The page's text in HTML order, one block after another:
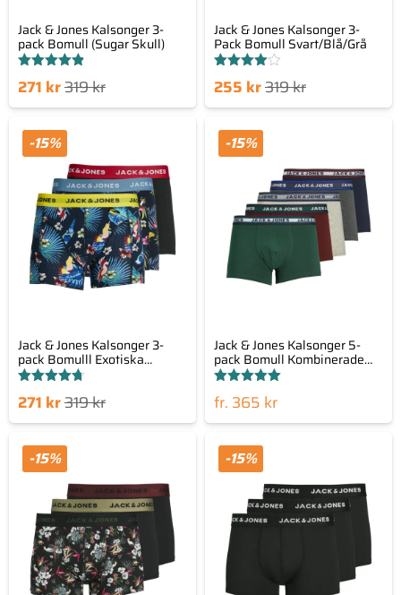
Jack & Jones Kalsonger 3-
pack Bomull (Sugar Skull)
Betygsatt
4.80
319kr
Det
priset
var:
319 kr.
271 kr
Jack & Jones Kalsonger 3-
Pack Bomull Svart/Blå/Grå
Betygsatt
4.00
319kr
Det
ursprungliga
priset
var:
255 kr
nuvarande
255 kr.
Jack & Jones Kalsonger 3-
pack Bomulll Exotiska
Mönster
-15%
4.67
319kr
Det
priset
var:
319 kr.
271 kr
Jack & Jones Kalsonger 5-
pack Bomull Kombinerade
Färger
-15%
5.00365 kr
.fr
-15% -15%